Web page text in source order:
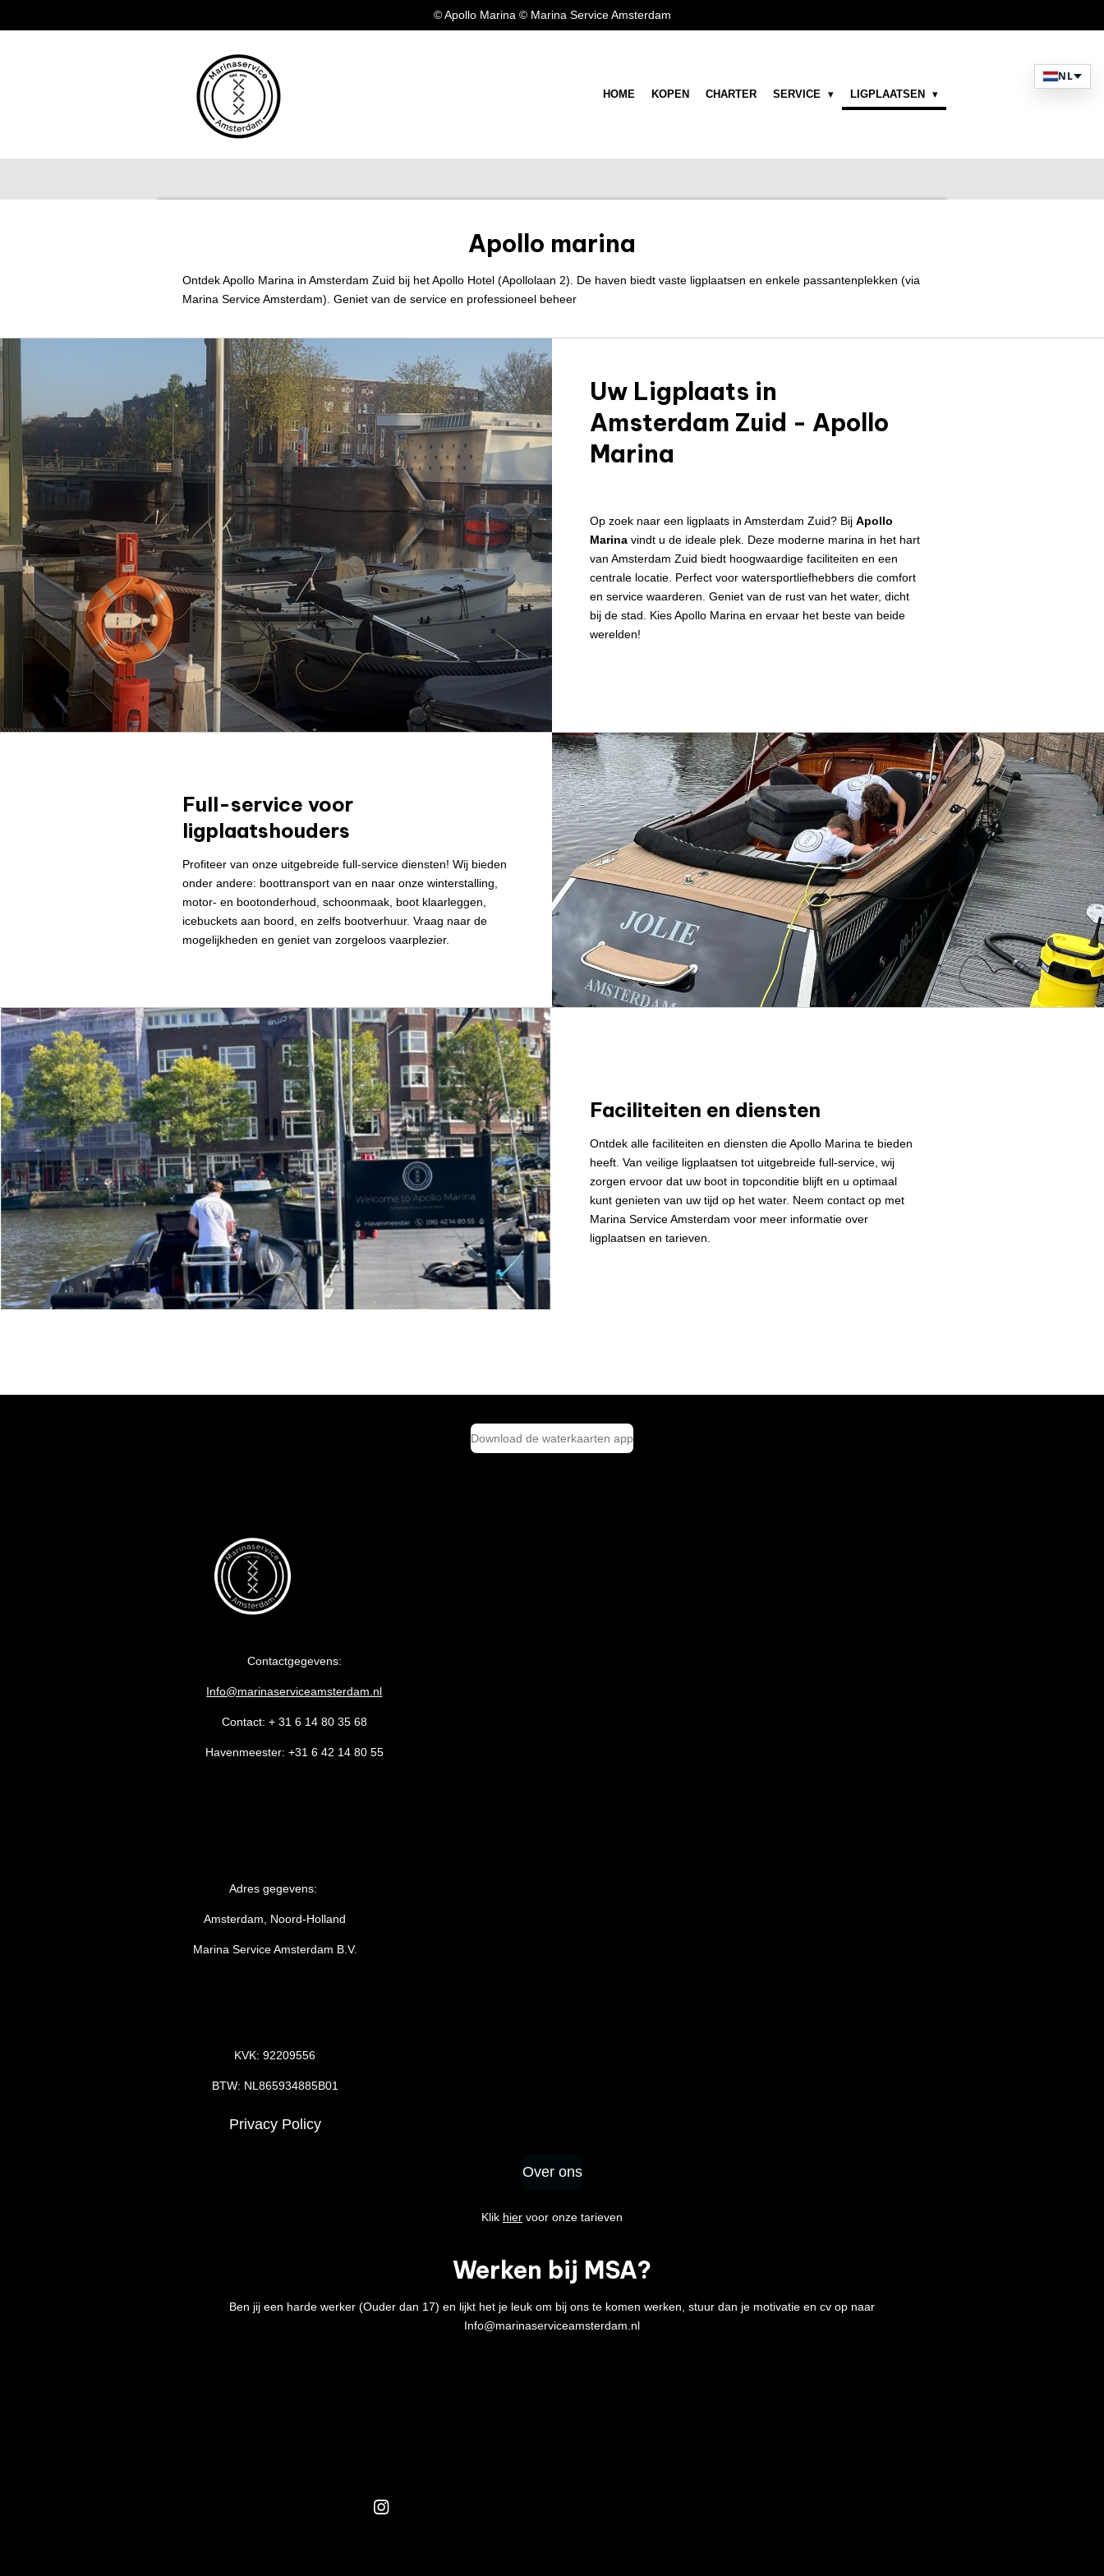
NL
© Apollo Marina © Marina Service Amsterdam
HOME KOPEN CHARTER SERVICE LIGPLAATSEN
Apollo marina
Ontdek Apollo Marina in Amsterdam Zuid bij het Apollo Hotel (Apollolaan 2). De haven biedt vaste ligplaatsen en enkele passantenplekken (via
Marina Service Amsterdam). Geniet van de service en professioneel beheer
Uw Ligplaats in
Amsterdam Zuid - Apollo
Marina
Op zoek naar een ligplaats in Amsterdam Zuid? BijApollo
Marina vindt u de ideale plek. Deze moderne marina in het hart
van Amsterdam Zuid biedt hoogwaardige faciliteiten en een
centrale locatie. Perfect voor watersportliefhebbers die comfort
en service waarderen. Geniet van de rust van het water, dicht
bij de stad. Kies Apollo Marina en ervaar het beste van beide
werelden!
Full-service voor
ligplaatshouders
Profiteer van onze uitgebreide full-service diensten! Wij bieden
onder andere: boottransport van en naar onze winterstalling,
motor- en bootonderhoud, schoonmaak, boot klaarleggen,
icebuckets aan boord, en zelfs bootverhuur. Vraag naar de
mogelijkheden en geniet van zorgeloos vaarplezier.
Faciliteiten en diensten
Ontdek alle faciliteiten en diensten die Apollo Marina te bieden
heeft. Van veilige ligplaatsen tot uitgebreide full-service, wij
zorgen ervoor dat uw boot in topconditie blijft en u optimaal
kunt genieten van uw tijd op het water. Neem contact op met
Marina Service Amsterdam voor meer informatie over
ligplaatsen en tarieven.
Download de waterkaarten app
Contactgegevens:
Info@marinaserviceamsterdam.nl
Contact: + 31 6 14 80 35 68
Havenmeester: +31 6 42 14 80 55
Adres gegevens:
Amsterdam, Noord-Holland
Marina Service Amsterdam B.V.
KVK: 92209556
BTW: NL865934885B01
Privacy Policy
Over ons
Klik hier voor onze tarieven
Werken bij MSA?
Ben jij een harde werker (Ouder dan 17) en lijkt het je leuk om bij ons te komen werken, stuur dan je motivatie en cv op naar
Info@marinaserviceamsterdam.nl
I